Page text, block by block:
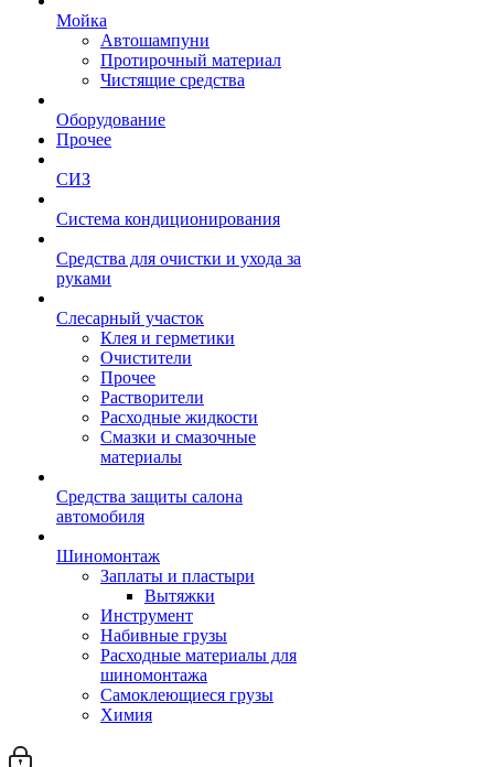
Мойка
Автошампуни
Протирочный материал
Чистящие средства
Оборудование
Прочее
СИЗ
Система кондиционирования
Средства для очистки и ухода за
руками
Слесарный участок
Клея и герметики
Очистители
Прочее
Растворители
Расходные жидкости
Смазки и смазочные
материалы
Средства защиты салона
автомобиля
Шиномонтаж
Заплаты и пластыри
Вытяжки
Инструмент
Набивные грузы
Расходные материалы для
шиномонтажа
Самоклеющиеся грузы
Химия